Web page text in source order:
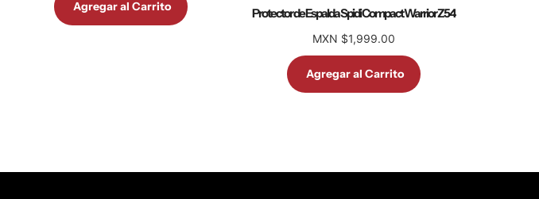
Agregar al Carrito Protector de Espalda Spidi Compact Warrior Z54
MXN $1,999.00
Agregar al Carrito